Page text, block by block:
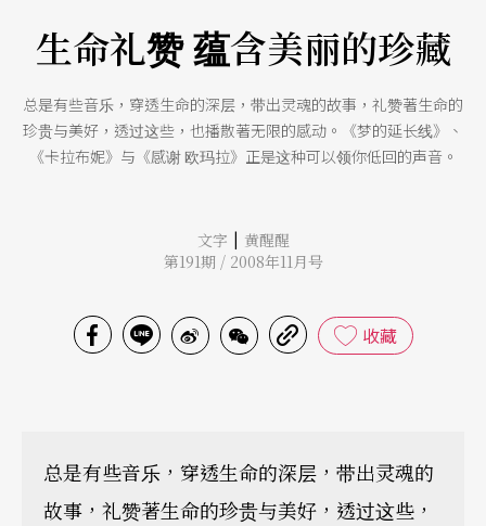
生命礼赞 蕴含美丽的珍藏
总是有些音乐，穿透生命的深层，带出灵魂的故事，礼赞著生命的
珍贵与美好，透过这些，也播散著无限的感动。《梦的延长线》、
《卡拉布妮》与《感谢 欧玛拉》正是这种可以领你低回的声音。
文字 | 黄醒醒
第191期 / 2008年11月号
收藏
总是有些音乐，穿透生命的深层，带出灵魂的
故事，礼赞著生命的珍贵与美好，透过这些，